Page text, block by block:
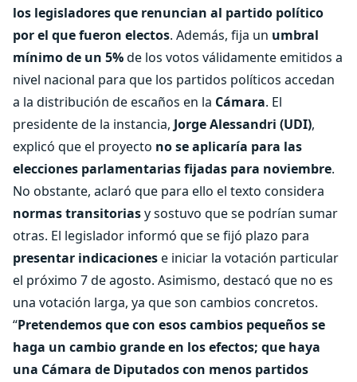
los legisladores que renuncian al partido político
por el que fueron electos. Además, fija un umbral
mínimo de un 5%de los votos válidamente emitidos a
nivel nacional para que los partidos políticos accedan
a la distribución de escaños en la Cámara. El
presidente de la instancia, Jorge Alessandri (UDI),
explicó que el proyecto no se aplicaría para las
elecciones parlamentarias fijadas para noviembre.
No obstante, aclaró que para ello el texto considera
normas transitoriasy sostuvo que se podrían sumar
otras. El legislador informó que se fijó plazo para
presentar indicacionese iniciar la votación particular
el próximo 7 de agosto. Asimismo, destacó que no es
una votación larga, ya que son cambios concretos.
“Pretendemos que con esos cambios pequeños se
haga un cambio grande en los efectos; que haya
una Cámara de Diputados con menos partidos